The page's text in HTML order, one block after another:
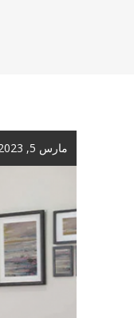
مارس 5, 2023